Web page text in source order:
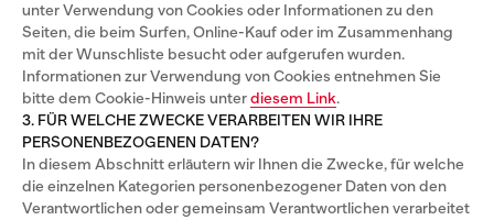
unter Verwendung von Cookies oder Informationen zu den
Seiten, die beim Surfen, Online-Kauf oder im Zusammenhang
mit der Wunschliste besucht oder aufgerufen wurden.
Informationen zur Verwendung von Cookies entnehmen Sie
bitte dem Cookie-Hinweis unterdiesem Link.
3. FÜR WELCHE ZWECKE VERARBEITEN WIR IHRE
PERSONENBEZOGENEN DATEN?
In diesem Abschnitt erläutern wir Ihnen die Zwecke, für welche
die einzelnen Kategorien personenbezogener Daten von den
Verantwortlichen oder gemeinsam Verantwortlichen verarbeitet